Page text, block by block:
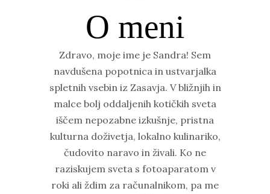
O meni
Zdravo, moje ime je Sandra! Sem
navdušena popotnica in ustvarjalka
spletnih vsebin iz Zasavja. V bližnjih in
malce bolj oddaljenih kotičkih sveta
iščem nepozabne izkušnje, pristna
kulturna doživetja, lokalno kulinariko,
čudovito naravo in živali. Ko ne
raziskujem sveta s fotoaparatom v
roki ali ždim za računalnikom, pa me